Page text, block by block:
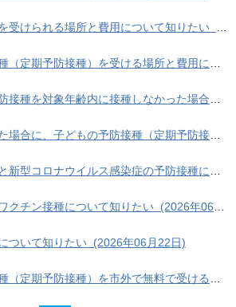
れる場所と費用について知りたい (2026年06月22日)
接種）を受ける場所と費用について知りたい (2026年06月22日)
年齢内に接種しなかった場合について知りたい (2026年06月22日)
予防接種（定期予防接種）を受けるにはどうすればよいか知りたい (2026年06月22日)
ウイルス感染症の予防接種について知りたい (2026年06月22日)
チン接種について知りたい (2026年06月22日)
ついて知りたい (2026年06月22日)
接種）を市外で無料で受けることができますか (2026年06月22日)